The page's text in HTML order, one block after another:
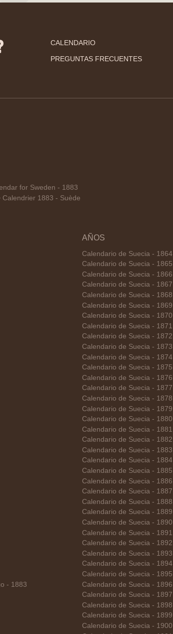
CALENDARIO
PREGUNTAS FRECUENTES
for Sweden - 1883
1883 - Suède
- 1883
AÑOS
Calendario de Suecia - 1864
Calendario de Suecia - 1865
Calendario de Suecia - 1866
Calendario de Suecia - 1867
Calendario de Suecia - 1868
Calendario de Suecia - 1869
Calendario de Suecia - 1870
Calendario de Suecia - 1871
Calendario de Suecia - 1872
Calendario de Suecia - 1873
Calendario de Suecia - 1874
Calendario de Suecia - 1875
Calendario de Suecia - 1876
Calendario de Suecia - 1877
Calendario de Suecia - 1878
Calendario de Suecia - 1879
Calendario de Suecia - 1880
Calendario de Suecia - 1881
Calendario de Suecia - 1882
Calendario de Suecia - 1883
Calendario de Suecia - 1884
Calendario de Suecia - 1885
Calendario de Suecia - 1886
Calendario de Suecia - 1887
Calendario de Suecia - 1888
Calendario de Suecia - 1889
Calendario de Suecia - 1890
Calendario de Suecia - 1891
Calendario de Suecia - 1892
Calendario de Suecia - 1893
Calendario de Suecia - 1894
Calendario de Suecia - 1895
Calendario de Suecia - 1896
Calendario de Suecia - 1897
Calendario de Suecia - 1898
Calendario de Suecia - 1899
Calendario de Suecia - 1900